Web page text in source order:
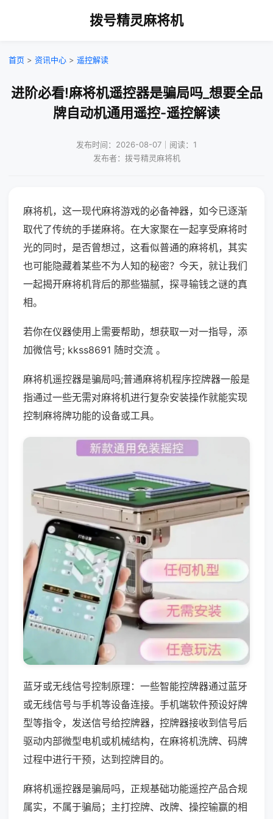
拨号精灵麻将机
首页 > 资讯中心 > 遥控解读
进阶必看!麻将机遥控器是骗局吗_想要全品
牌自动机通用遥控-遥控解读
发布时间：2026-08-07｜阅读：1
发布者：拨号精灵麻将机
麻将机，这一现代麻将游戏的必备神器，如今已逐渐
取代了传统的手搓麻将。在大家聚在一起享受麻将时
光的同时，是否曾想过，这看似普通的麻将机，其实
也可能隐藏着某些不为人知的秘密？今天，就让我们
一起揭开麻将机背后的那些猫腻，探寻输钱之谜的真
相。
若你在仪器使用上需要帮助，想获取一对一指导，添
加微信号; kkss8691 随时交流 。
麻将机遥控器是骗局吗;普通麻将机程序控牌器一般是
指通过一些无需对麻将机进行复杂安装操作就能实现
控制麻将牌功能的设备或工具。
蓝牙或无线信号控制原理：一些智能控牌器通过蓝牙
或无线信号与手机等设备连接。手机端软件预设好牌
型等指令，发送信号给控牌器，控牌器接收到信号后
驱动内部微型电机或机械结构，在麻将机洗牌、码牌
过程中进行干预，达到控牌目的。
麻将机遥控器是骗局吗，正规基础功能遥控产品合规
属实，不属于骗局；主打控牌、改牌、操控输赢的相